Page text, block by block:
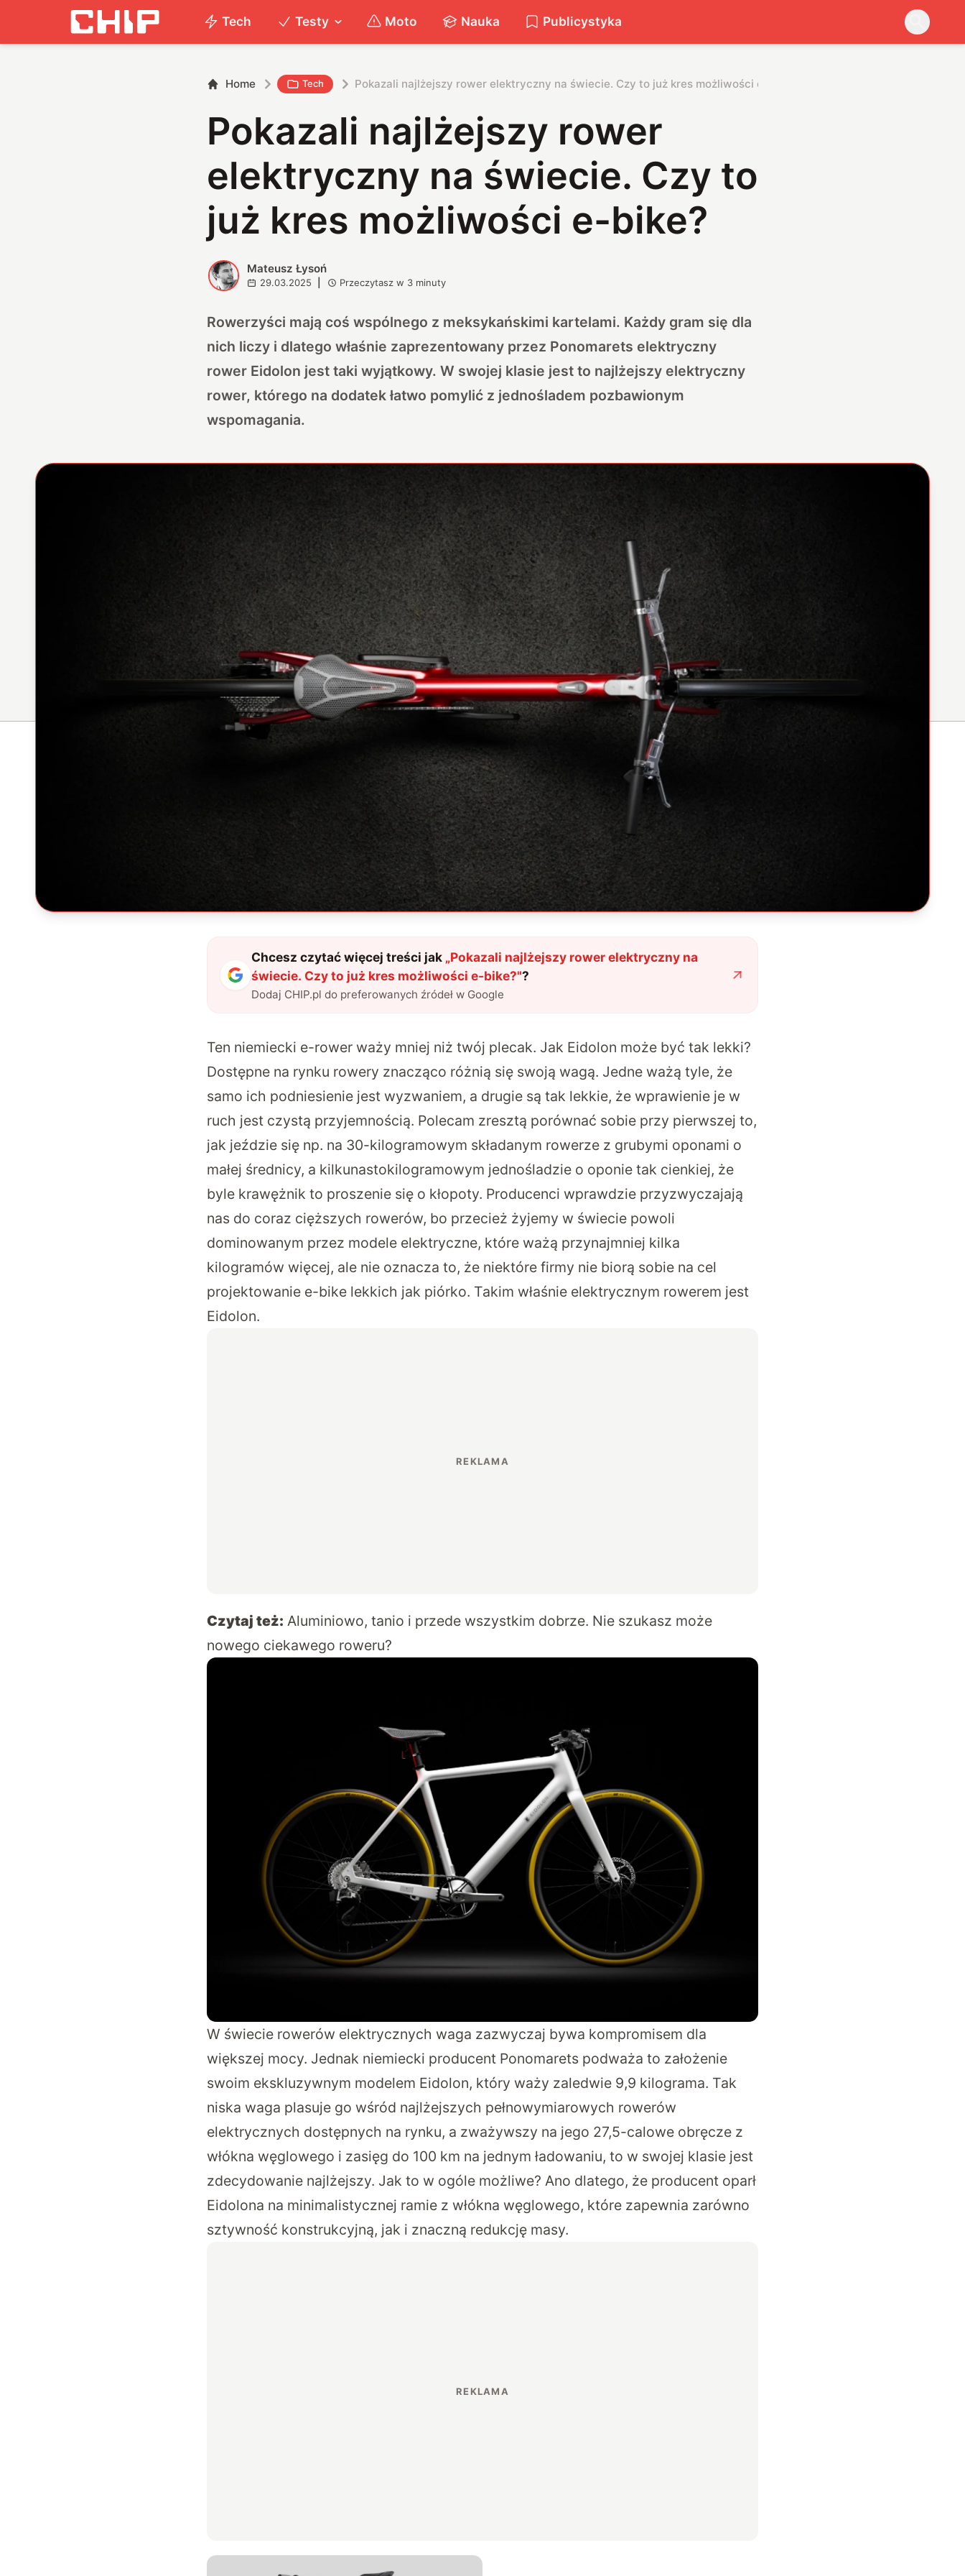
Tech Testy Moto Nauka Publicystyka
Home Tech Pokazali najlżejszy rower elektryczny na świecie. Czy to już kres możliwości e-bike?
Pokazali najlżejszy rower
elektryczny na świecie. Czy to
już kres możliwości e-bike?
M Mateusz Łysoń
29.03.2025 Przeczytasz w 3 minuty
Rowerzyści mają coś wspólnego z meksykańskimi kartelami. Każdy gram się dla
nich liczy i dlatego właśnie zaprezentowany przez Ponomarets elektryczny
rower Eidolon jest taki wyjątkowy. W swojej klasie jest to najlżejszy elektryczny
rower, którego na dodatek łatwo pomylić z jednośladem pozbawionym
wspomagania.
Chcesz czytać więcej treści jak „Pokazali najlżejszy rower elektryczny na
świecie. Czy to już kres możliwości e-bike?"?
Dodaj CHIP.pl do preferowanych źródeł w Google
Ten niemiecki e-rower waży mniej niż twój plecak. Jak Eidolon może być tak lekki?
Dostępne na rynku rowery znacząco różnią się swoją wagą. Jedne ważą tyle, że
samo ich podniesienie jest wyzwaniem, a drugie są tak lekkie, że wprawienie je w
ruch jest czystą przyjemnością. Polecam zresztą porównać sobie przy pierwszej to,
jak jeździe się np. na 30-kilogramowym składanym rowerze z grubymi oponami o
małej średnicy, a kilkunastokilogramowym jednośladzie o oponie tak cienkiej, że
byle krawężnik to proszenie się o kłopoty. Producenci wprawdzie przyzwyczajają
nas do coraz cięższych rowerów, bo przecież żyjemy w świecie powoli
dominowanym przez modele elektryczne, które ważą przynajmniej kilka
kilogramów więcej, ale nie oznacza to, że niektóre firmy nie biorą sobie na cel
projektowanie e-bike lekkich jak piórko. Takim właśnie elektrycznym rowerem jest
Eidolon.
Czytaj też: Aluminiowo, tanio i przede wszystkim dobrze. Nie szukasz może
nowego ciekawego roweru?
W świecie rowerów elektrycznych waga zazwyczaj bywa kompromisem dla
większej mocy. Jednak niemiecki producent Ponomarets podważa to założenie
swoim ekskluzywnym modelem Eidolon, który waży zaledwie 9,9 kilograma. Tak
niska waga plasuje go wśród najlżejszych pełnowymiarowych rowerów
elektrycznych dostępnych na rynku, a zważywszy na jego 27,5-calowe obręcze z
włókna węglowego i zasięg do 100 km na jednym ładowaniu, to w swojej klasie jest
zdecydowanie najlżejszy. Jak to w ogóle możliwe? Ano dlatego, że producent oparł
Eidolona na minimalistycznej ramie z włókna węglowego, które zapewnia zarówno
sztywność konstrukcyjną, jak i znaczną redukcję masy.